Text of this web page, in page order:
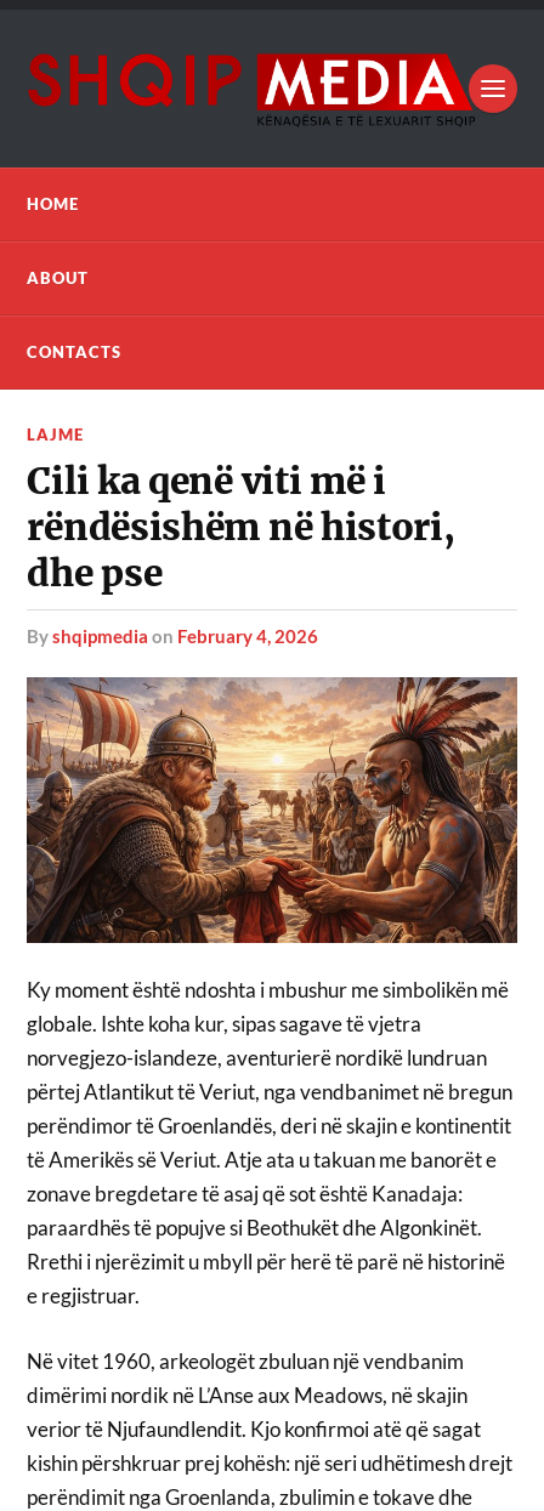
HOME
ABOUT
CONTACTS
LAJME
Cili ka qenë viti më i
rëndësishëm në histori,
dhe pse
byshqipmedia on February 4, 2026
Ky moment është ndoshta i mbushur me simbolikën më
globale. Ishte koha kur, sipas sagave të vjetra
norvegjezo-islandeze, aventurierë nordikë lundruan
përtej Atlantikut të Veriut, nga vendbanimet në bregun
perëndimor të Groenlandës, deri në skajin e kontinentit
të Amerikës së Veriut. Atje ata u takuan me banorët e
zonave bregdetare të asaj që sot është Kanadaja:
paraardhës të popujve si Beothukët dhe Algonkinët.
Rrethi i njerëzimit u mbyll për herë të parë në historinë
e regjistruar.
Në vitet 1960, arkeologët zbuluan një vendbanim
dimërimi nordik në L’Anse aux Meadows, në skajin
verior të Njufaundlendit. Kjo konfirmoi atë që sagat
kishin përshkruar prej kohësh: një seri udhëtimesh drejt
perëndimit nga Groenlanda, zbulimin e tokave dhe